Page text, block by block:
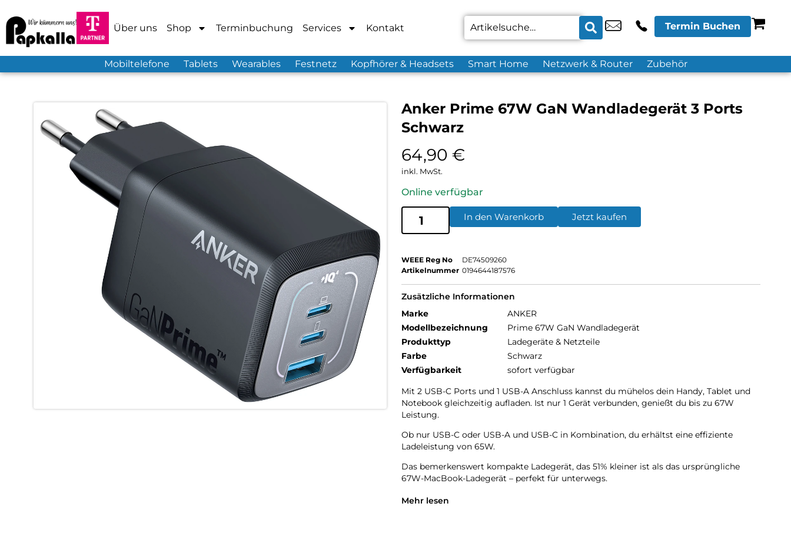
Über uns Shop Terminbuchung Services Kontakt Termin Buchen
Mobiltelefone Tablets Wearables Festnetz Kopfhörer & Headsets Smart Home Netzwerk & Router Zubehör
Anker Prime 67W GaN Wandladegerät 3 Ports
Schwarz
64,90 €
inkl. MwSt.
Online verfügbar
In den Warenkorb Jetzt kaufen
WEEE Reg No
DE74509260
Artikelnummer 0194644187576
Zusätzliche Informationen
Marke
ANKER
Modellbezeichnung
Prime 67W GaN Wandladegerät
Produkttyp
Ladegeräte & Netzteile
Farbe
Schwarz
Verfügbarkeit
sofort verfügbar
Mit 2 USB-C Ports und 1 USB-A Anschluss kannst du mühelos dein Handy, Tablet und
Notebook gleichzeitig aufladen. Ist nur 1 Gerät verbunden, genießt du bis zu 67W
Leistung.
Ob nur USB-C oder USB-A und USB-C in Kombination, du erhältst eine effiziente
Ladeleistung von 65W.
Das bemerkenswert kompakte Ladegerät, das 51% kleiner ist als das ursprüngliche
67W-MacBook-Ladegerät – perfekt für unterwegs.
Das ActiveShield 2.0-Sicherheitssystem sorgt für sicheres und geschütztes Laden.
Mehr lesen